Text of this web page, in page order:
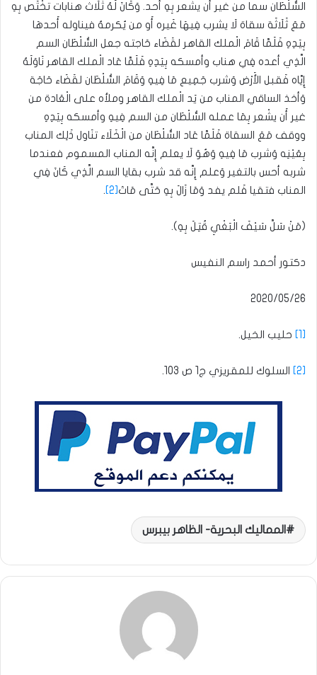
السُّلْطَان سما من غير أَن يشْعر بِهِ أحد. وَكَانَ لَهُ ثَلَاث هنابات تخْتَص بِهِ
مَعَ ثَلَاثَة سقاة لَا يشرب فِيهَا غَيره أَو من يُكرمهُ فيناوله أَحدهَا
بِيَدِهِ فَلَمَّا قَامَ الْملك القاهر لقَضَاء حَاجته جعل السُّلْطَان السم
الَّذِي أعده فِي هناب وأمسكه بِيَدِهِ فَلَمَّا عَاد الْملك القاهر نَاوَلَهُ
إِيَّاه فَقبل الأَرْض وَشرب جَمِيع مَا فِيهِ وَقَامَ السُّلْطَان لقَضَاء حَاجَة
وَأخذ الساقي المناب من يَد الْملك القاهر وملأه على الْعَادة من
غير أَن يشْعر بِمَا عمله السُّلْطَان من السم فِيهِ وأمسكه بِيَدِهِ
ووقف مَعَ السقاة فَلَمَّا عَاد السُّلْطَان من الْخَلَاء تنَاول ذَلِك المناب
بِعَيْنِه وَشرب مَا فِيهِ وَهُوَ لَا يعلم إِنَّه المناب المسموم فعندما
شربه أحس بالتغير وَعلم إِنَّه قد شرب بقايا السم الَّذِي كَانَ فِي
المناب فتقيا فَلم يفد وَمَا زَالَ بِهِ حَتَّى مَاتَ[2]
.
(مَنْ سَلَّ سَيْفَ الْبَغْيِ قُتِلَ بِهِ).
دكتور أحمد راسم النفيس
[1] حليب الخيل.
[2] السلوك للمقريزي ج1 ص 103.
المماليك البحرية- الظاهر بيبرس